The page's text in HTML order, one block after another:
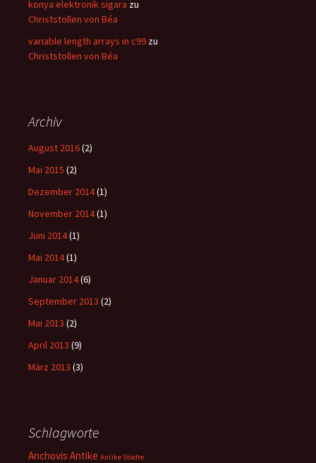
konya elektronik sigara zu
Christstollen von Béa
variable length arrays in c99 zu
Christstollen von Béa
Archiv
August 2016(2)
Mai 2015 (2)
Dezember 2014(1)
November 2014(1)
Juni 2014(1)
Mai 2014(1)
Januar 2014(6)
September 2013 (2)
Mai 2013 (2)
April 2013 (9)
März 2013 (3)
Schlagworte
Anchovis Antike Antike Städte